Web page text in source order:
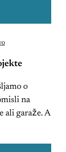
o
na
ali garaže. A